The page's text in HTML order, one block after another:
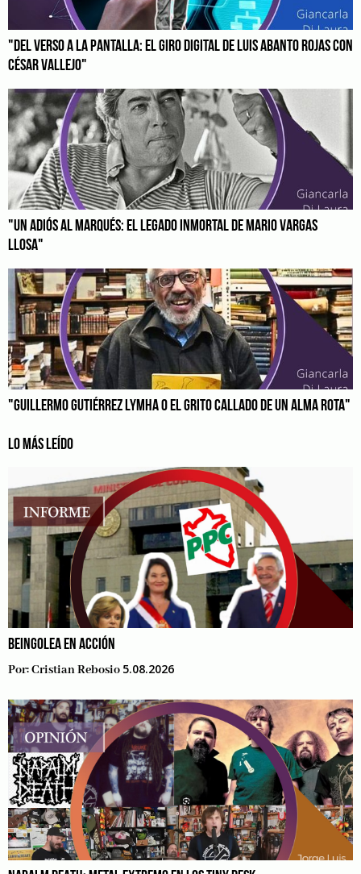
"DEL VERSO A LA PANTALLA: EL GIRO DIGITAL DE LUIS ABANTO ROJAS CON
CÉSAR VALLEJO"
"UN ADIÓS AL MARQUÉS: EL LEGADO INMORTAL DE MARIO VARGAS
LLOSA"
"GUILLERMO GUTIÉRREZ LYMHA O EL GRITO CALLADO DE UN ALMA ROTA"
LO MÁS LEÍDO
BEINGOLEA EN ACCIÓN
Por:Cristian Rebosio 5.08.2026